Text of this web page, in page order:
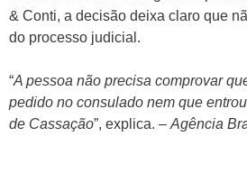
& Conti, a decisão deixa claro que
do processo judicial.
“A pessoa não precisa comprovar
pedido no consulado nem que
de Cassação”, explica. – Agência